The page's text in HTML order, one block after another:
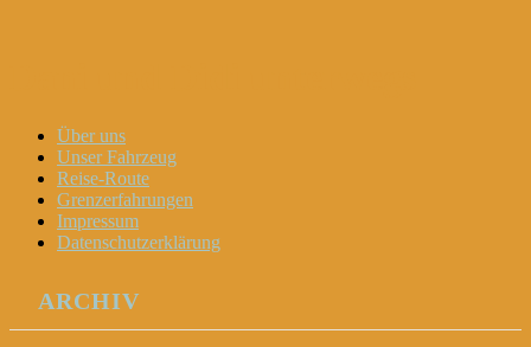
Menu
Widgets
Search
Skip
content
Über uns
Unser Fahrzeug
Reise-Route
Grenzerfahrungen
Impressum
Datenschutzerklärung
ARCHIV